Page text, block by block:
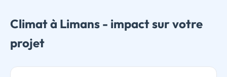
Climat à Limans - impact sur votre
projet